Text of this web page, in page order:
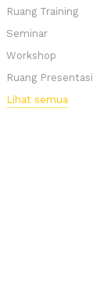
Ruang Training
Seminar
Workshop
Ruang Presentasi
Lihat semua